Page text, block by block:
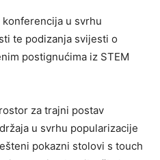
konferencija u svrhu
te podizanja svijesti o
postignućima iz STEM
za trajni postav
u svrhu popularizacije
pokazni stolovi s touch